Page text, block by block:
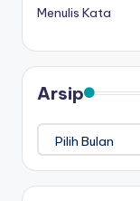
Menulis Kata
Arsip